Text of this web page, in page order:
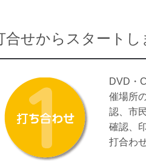
合せからスタートし
DVD・
催場所
認、市
確認、
打合わ